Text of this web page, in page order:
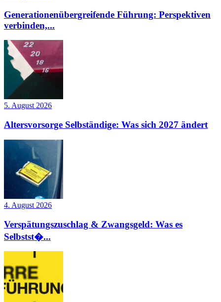
Generationenübergreifende Führung: Perspektiven
verbinden,...
5. August 2026
Altersvorsorge Selbständige: Was sich 2027 ändert
4. August 2026
Verspätungszuschlag & Zwangsgeld: Was es
Selbstst�...